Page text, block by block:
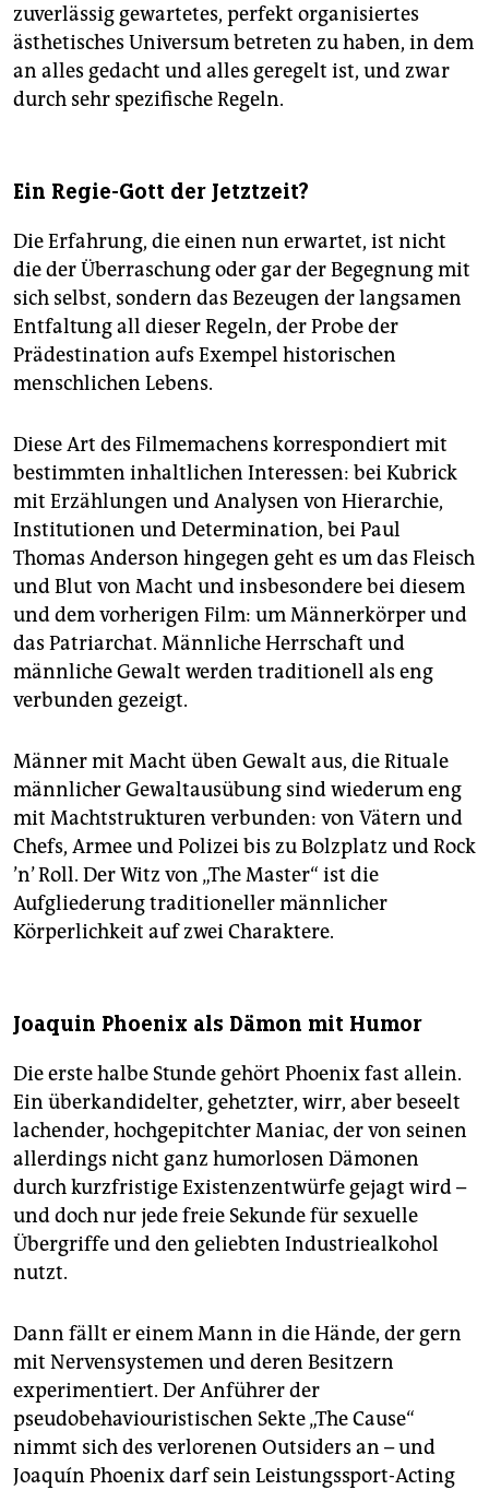
zuverlässig gewartetes, perfekt organisiertes
ästhetisches Universum betreten zu haben, in dem
an alles gedacht und alles geregelt ist, und zwar
durch sehr spezifische Regeln.
Ein Regie-Gott der Jetztzeit?
Die Erfahrung, die einen nun erwartet, ist nicht
die der Überraschung oder gar der Begegnung mit
sich selbst, sondern das Bezeugen der langsamen
Entfaltung all dieser Regeln, der Probe der
Prädestination aufs Exempel historischen
menschlichen Lebens.
Diese Art des Filmemachens korrespondiert mit
bestimmten inhaltlichen Interessen: bei Kubrick
mit Erzählungen und Analysen von Hierarchie,
Institutionen und Determination, bei Paul
Thomas Anderson hingegen geht es um das Fleisch
und Blut von Macht und insbesondere bei diesem
und dem vorherigen Film: um Männerkörper und
das Patriarchat. Männliche Herrschaft und
männliche Gewalt werden traditionell als eng
verbunden gezeigt.
Männer mit Macht üben Gewalt aus, die Rituale
männlicher Gewaltausübung sind wiederum eng
mit Machtstrukturen verbunden: von Vätern und
Chefs, Armee und Polizei bis zu Bolzplatz und Rock
’n’ Roll. Der Witz von „The Master“ ist die
Aufgliederung traditioneller männlicher
Körperlichkeit auf zwei Charaktere.
Joaquin Phoenix als Dämon mit Humor
Die erste halbe Stunde gehört Phoenix fast allein.
Ein überkandidelter, gehetzter, wirr, aber beseelt
lachender, hochgepitchter Maniac, der von seinen
allerdings nicht ganz humorlosen Dämonen
durch kurzfristige Existenzentwürfe gejagt wird –
und doch nur jede freie Sekunde für sexuelle
Übergriffe und den geliebten Industriealkohol
nutzt.
Dann fällt er einem Mann in die Hände, der gern
mit Nervensystemen und deren Besitzern
experimentiert. Der Anführer der
pseudobehaviouristischen Sekte „The Cause“
nimmt sich des verlorenen Outsiders an – und
Joaquín Phoenix darf sein Leistungssport-Acting